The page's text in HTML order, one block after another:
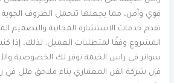
قوي وآمن، مما يجعلها تتحمل الظروف الجوية
تقدم خدمات الاستشارة المجانية والتصميم
المشروع وفقًا لمتطلبات العميل. لذلك، إذا
سواتر في راس الخيمة توفر لك الخصوصية
فإن شركة الفن المعماري بناء ملاحق فلل في